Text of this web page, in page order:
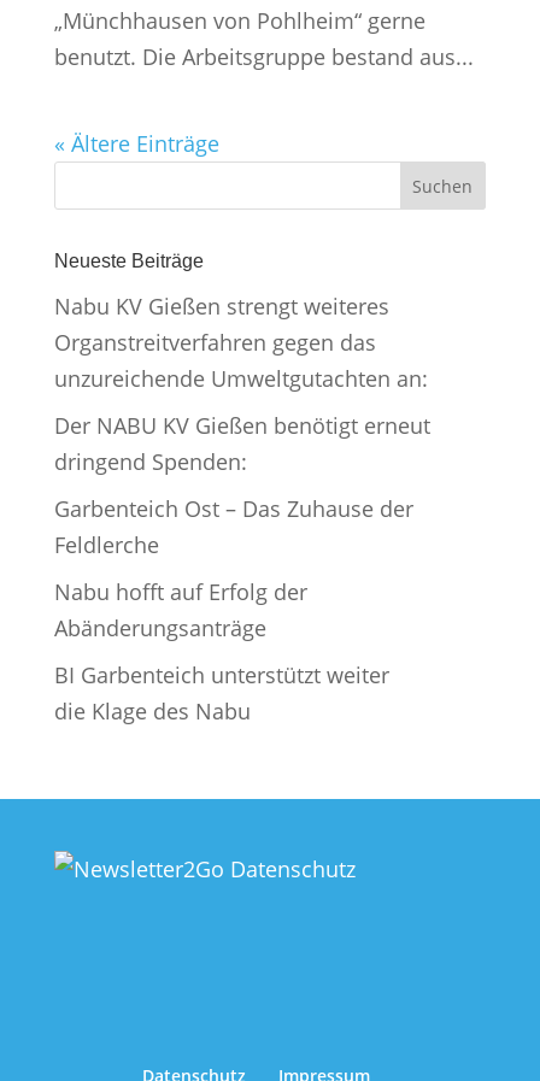
„Münchhausen von Pohlheim“ gerne
benutzt. Die Arbeitsgruppe bestand aus...
« Ältere Einträge
Neueste Beiträge
Nabu KV Gießen strengt weiteres
Organstreitverfahren gegen das
unzureichende Umweltgutachten an:
Der NABU KV Gießen benötigt erneut
dringend Spenden:
Garbenteich Ost – Das Zuhause der
Feldlerche
Nabu hofft auf Erfolg der
Abänderungsanträge
BI Garbenteich unterstützt weiter
die Klage des Nabu
Datenschutz Impressum